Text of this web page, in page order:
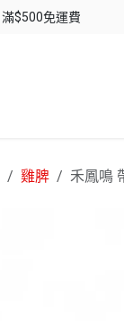
滿$500免運費
雞脾 禾鳳鳴